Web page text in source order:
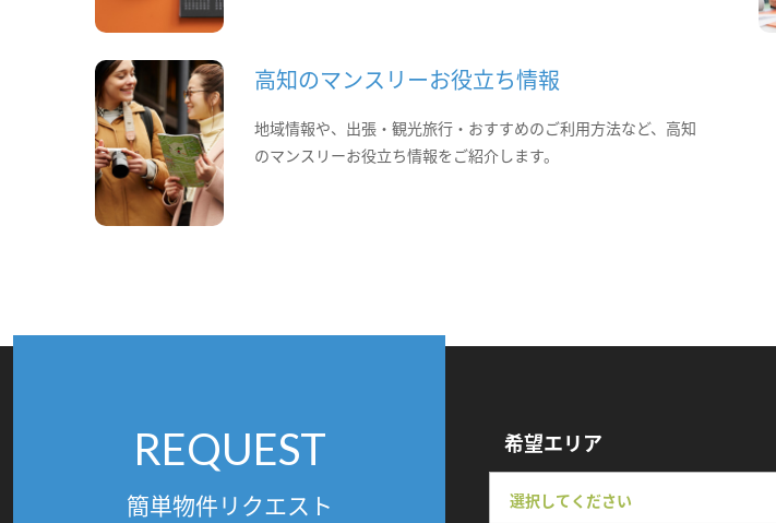
高知のマンスリーお役立ち情報
地域情報や、出張・観光旅行・おすすめのご利用方法など、高知
のマンスリーお役立ち情報をご紹介します。
REQUEST
簡単物件リクエスト
希望エリア